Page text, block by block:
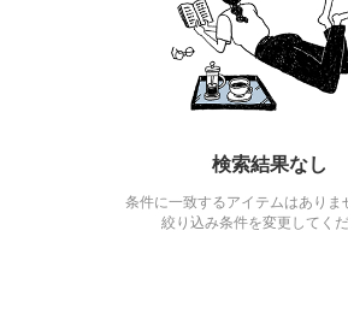
検索結果なし
条件に一致するアイテムはありま
絞り込み条件を変更してく